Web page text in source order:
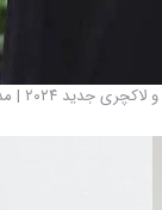
جدید ۲۰۲۴ | مدل ...